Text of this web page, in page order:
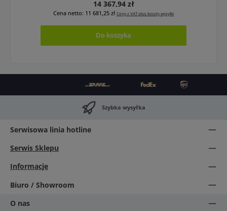
Cena regularna:
14 367,94 zł
Cena netto: 11 681,25 zł Ceny z VAT plus koszty wysyłki
Do koszyka
Szybka wysyłka
Serwisowa linia hotline
Serwis Sklepu
Informacje
Biuro / Showroom
O nas